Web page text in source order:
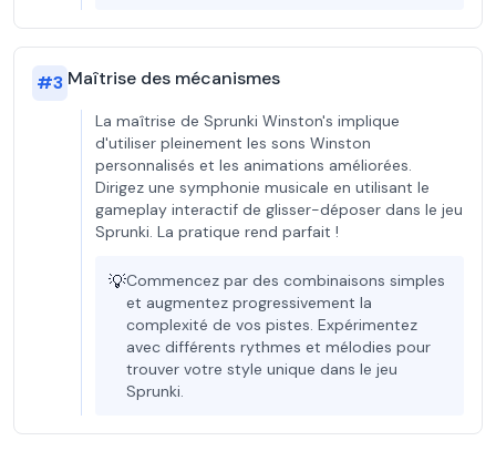
#3 Maîtrise des mécanismes
La maîtrise de Sprunki Winston's implique
d'utiliser pleinement les sons Winston
personnalisés et les animations améliorées.
Dirigez une symphonie musicale en utilisant le
gameplay interactif de glisser-déposer dans le jeu
Sprunki. La pratique rend parfait !
💡Commencez par des combinaisons simples
et augmentez progressivement la
complexité de vos pistes. Expérimentez
avec différents rythmes et mélodies pour
trouver votre style unique dans le jeu
Sprunki.